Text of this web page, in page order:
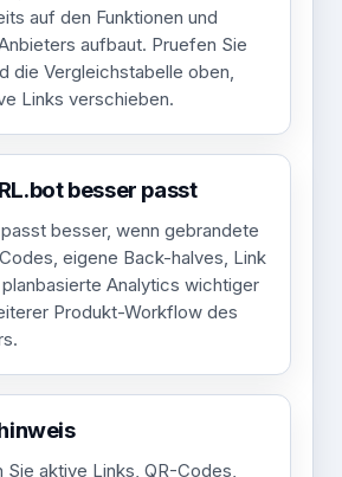
auf den Funktionen und
aufbaut. Pruefen Sie
die Vergleichstabelle oben,
Links verschieben.
besser passt
besser, wenn gebrandete
eigene Back-halves, Link
Analytics wichtiger
Produkt-Workflow des
Sie aktive Links, QR-Codes,